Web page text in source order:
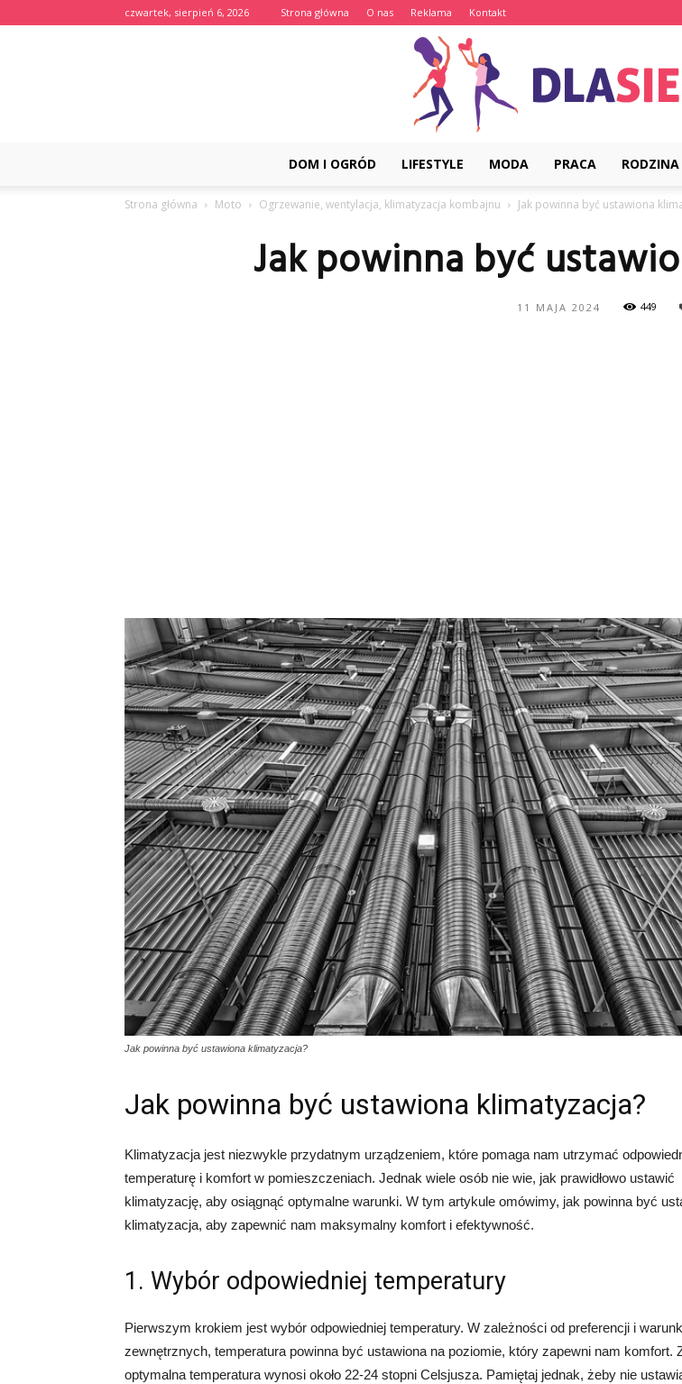
czwartek, sierpień 6, 2026 Strona główna O nas Reklama Kontakt
DOM I OGRÓD LIFESTYLE MODA PRACA RODZINA
Strona główna Moto Ogrzewanie, wentylacja, klimatyzacja kombajnu Jak powinna być ustawiona
Jak powinna być
11 MAJA 2024 449
Jak powinna być ustawiona klimatyzacja?
Jak powinna być ustawiona klimatyzacja?
Klimatyzacja jest niezwykle przydatnym urządzeniem, które pomaga nam utrzymać
temperaturę i komfort w pomieszczeniach. Jednak wiele osób nie wie, jak prawidłowo ustawić
klimatyzację, aby osiągnąć optymalne warunki. W tym artykule omówimy, jak powinna być
klimatyzacja, aby zapewnić nam maksymalny komfort i efektywność.
1. Wybór odpowiedniej temperatury
Pierwszym krokiem jest wybór odpowiedniej temperatury. W zależności od preferencji i
zewnętrznych, temperatura powinna być ustawiona na poziomie, który zapewni nam komfort.
optymalna temperatura wynosi około 22-24 stopni Celsjusza. Pamiętaj jednak, żeby nie